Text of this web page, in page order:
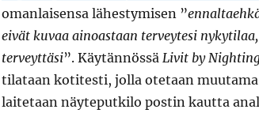
omanlaisensa lähestymisen ”
eivät kuvaa ainoastaan terveytesi
terveyttäsi”. Käytännössä Livit by
tilataan kotitesti, jolla otetaan muutama
laitetaan näyteputkilo postin kautta